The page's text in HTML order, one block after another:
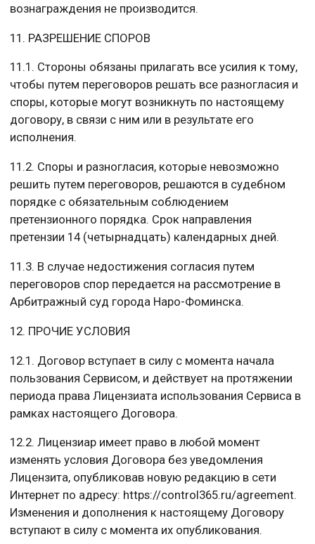
вознаграждения не производится.
11. РАЗРЕШЕНИЕ СПОРОВ
11.1. Стороны обязаны прилагать все усилия к тому,
чтобы путем переговоров решать все разногласия и
споры, которые могут возникнуть по настоящему
договору, в связи с ним или в результате его
исполнения.
11.2. Споры и разногласия, которые невозможно
решить путем переговоров, решаются в судебном
порядке с обязательным соблюдением
претензионного порядка. Срок направления
претензии 14 (четырнадцать) календарных дней.
11.3. В случае недостижения согласия путем
переговоров спор передается на рассмотрение в
Арбитражный суд города Наро-Фоминска.
12. ПРОЧИЕ УСЛОВИЯ
12.1. Договор вступает в силу с момента начала
пользования Сервисом, и действует на протяжении
периода права Лицензиата использования Сервиса в
рамках настоящего Договора.
12.2. Лицензиар имеет право в любой момент
изменять условия Договора без уведомления
Лицензита, опубликовав новую редакцию в сети
Интернет по адресу: https://control365.ru/agreement.
Изменения и дополнения к настоящему Договору
вступают в силу с момента их опубликования.